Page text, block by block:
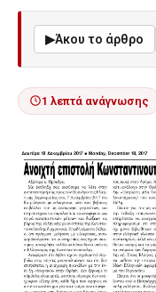
▶Άκου το άρθρο
1 λεπτά ανάγνωσης